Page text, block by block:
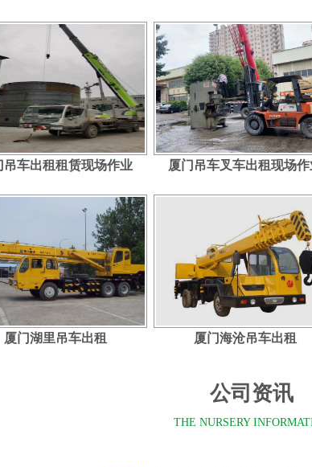
吊车出租租赁现场作业 厦门吊车叉车出租现场作
厦门湖里吊车出租 厦门海沧吊车出租
公司资讯
THE NURSERY